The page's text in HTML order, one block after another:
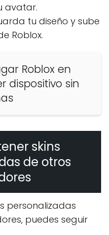
avatar.
tu diseño y sube
Roblox.
Roblox en
dispositivo sin
skins
de otros
personalizadas
puedes seguir